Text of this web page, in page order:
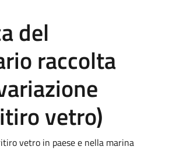
del
raccolta
vetro)
vetro in paese e nella marina